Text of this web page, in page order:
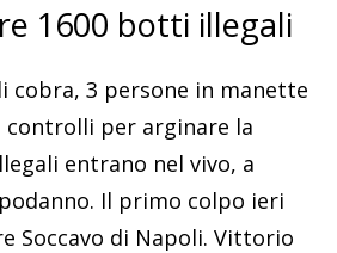
1600 botti illegali
cobra, 3 persone in manette
controlli per arginare la
entrano nel vivo, a
Il primo colpo ieri
Soccavo di Napoli. Vittorio